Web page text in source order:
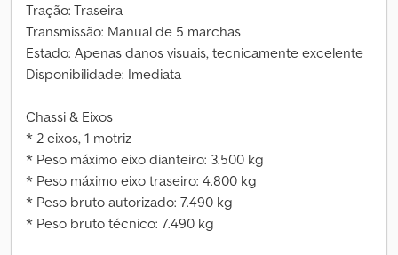
Tração: Traseira
Transmissão: Manual de 5 marchas
Estado: Apenas danos visuais, tecnicamente excelente
Disponibilidade: Imediata
Chassi & Eixos
* 2 eixos, 1 motriz
* Peso máximo eixo dianteiro: 3.500 kg
* Peso máximo eixo traseiro: 4.800 kg
* Peso bruto autorizado: 7.490 kg
* Peso bruto técnico: 7.490 kg